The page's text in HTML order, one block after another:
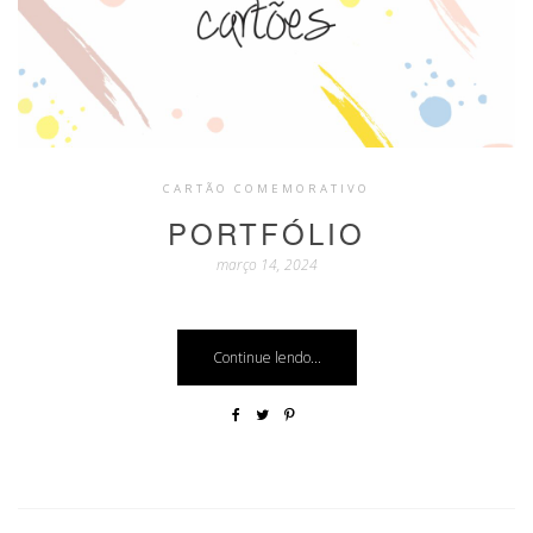
CARTÃO COMEMORATIVO
PORTFÓLIO
março 14, 2024
Continue lendo...